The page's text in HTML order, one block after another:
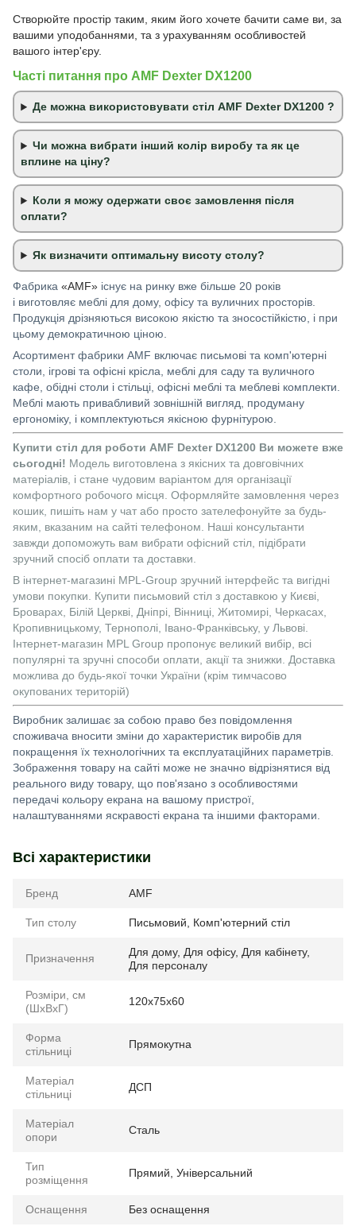
Створюйте простір таким, яким його хочете бачити саме ви, за
вашими уподобаннями, та з урахуванням особливостей
вашого інтер'єру.
Часті питання про AMF Dexter DX1200
Де можна використовувати стіл AMF Dexter DX1200 ?
Чи можна вибрати інший колір виробу та як це
вплине на ціну?
Коли я можу одержати своє замовлення після
оплати?
Як визначити оптимальну висоту столу?
Фабрика «AMF» існує на ринку вже більше 20 років
і виготовляє меблі для дому, офісу та вуличних просторів.
Продукція дрізняються високою якістю та зносостійкістю, і при
цьому демократичною ціною.
Асортимент фабрики AMF включає письмові та комп'ютерні
столи, ігрові та офісні крісла, меблі для саду та вуличного
кафе, обідні столи і стільці, офісні меблі та меблеві комплекти.
Меблі мають привабливий зовнішній вигляд, продуману
ергономіку, і комплектуються якісною фурнітурою.
Купити стіл для роботи AMF Dexter DX1200 Ви можете вже
сьогодні! Модель виготовлена ​​з якісних та довговічних
матеріалів, і стане чудовим варіантом для організації
комфортного робочого місця. Оформляйте замовлення через
кошик, пишіть нам у чат або просто зателефонуйте за будь-
яким, вказаним на сайті телефоном. Наші консультанти
завжди допоможуть вам вибрати офісний стіл, підібрати
зручний спосіб оплати та доставки.
В інтернет-магазині MPL-Group зручний інтерфейс та вигідні
умови покупки. Купити письмовий стіл з доставкою у Києві,
Броварах, Білій Церкві, Дніпрі, Вінниці, Житомирі, Черкасах,
Кропивницькому, Тернополі, Івано-Франківську, у Львові.
Інтернет-магазин MPL Group пропонує великий вибір, всі
популярні та зручні способи оплати, акції та знижки. Доставка
можлива до будь-якої точки України (крім тимчасово
окупованих територій)
Виробник залишає за собою право без повідомлення
споживача вносити зміни до характеристик виробів для
покращення їх технологічних та експлуатаційних параметрів.
Зображення товару на сайті може не значно відрізнятися від
реального виду товару, що пов'язано з особливостями
передачі кольору екрана на вашому пристрої,
налаштуваннями яскравості екрана та іншими факторами.
Всі характеристики
Бренд AMF
Тип столу Письмовий Комп'ютерний стіл
Призначення Для дому, Для офісу, Для кабінету,
Для персоналу
Розміри, см
(ШхВхГ)
120x75x60
Форма
стільниці
Прямокутна
Матеріал
стільниці
ДСП
Матеріал
опори
Сталь
Тип
розміщення
Прямий Універсальний
Оснащення Без оснащення